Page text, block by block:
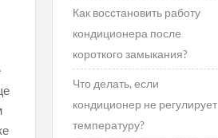
Как восстановить работу
кондиционера после
короткого замыкания?
Что делать, если
кондиционер не регулирует
температуру?